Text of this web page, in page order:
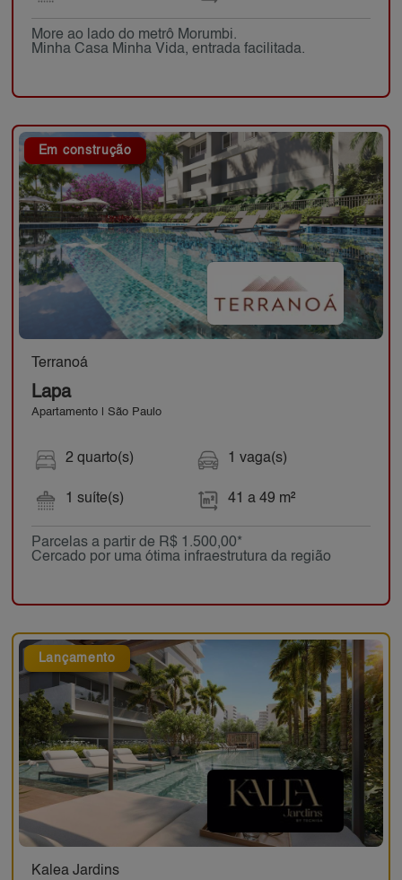
More ao lado do metrô Morumbi.
Minha Casa Minha Vida, entrada facilitada.
Em construção
Terranoá
Lapa
Apartamento | São Paulo
2 quarto(s)
1 suíte(s)
1 vaga(s)
41 a 49 m²
Parcelas a partir de R$ 1.500,00*
Cercado por uma ótima infraestrutura da região
Lançamento
Kalea Jardins